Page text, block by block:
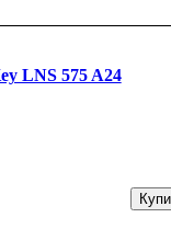
LNS 575 A24